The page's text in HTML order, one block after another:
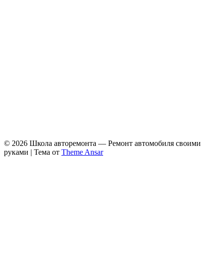
© 2026 Школа авторемонта — Ремонт автомобиля своими
руками | Тема от Theme Ansar